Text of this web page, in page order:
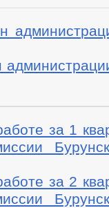
ИНТЕРНЕТ
ОБРАЩЕНИЙ
за 1
за 2